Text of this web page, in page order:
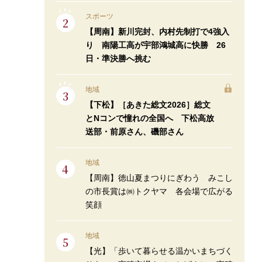
スポーツ
【周南】新川完封、内村先制打で4強入
り 南陽工高が宇部鴻城高に快勝 26
日・準決勝へ挑む
地域
【下松】［あきた総文2026］総文
とNコンで憧れの全国へ 下松高放
送部・前原さん、磯部さん
地域
【周南】徳山夏まつりにぎわう みこし
の市長賞は㈱トクヤマ 各会場で広がる
笑顔
地域
【光】「歩いて暮らせる温かいまちづく